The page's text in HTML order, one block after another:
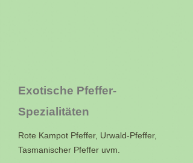
Exotische Pfeffer-
Spezialitäten
Rote Kampot Pfeffer, Urwald-Pfeffer,
Tasmanischer Pfeffer uvm.